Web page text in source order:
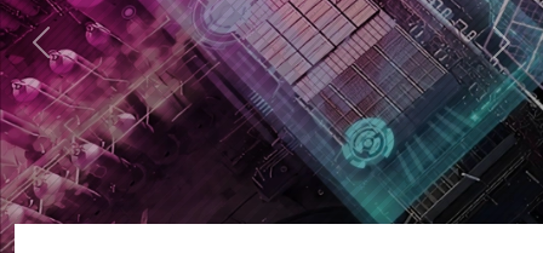
Previous Next